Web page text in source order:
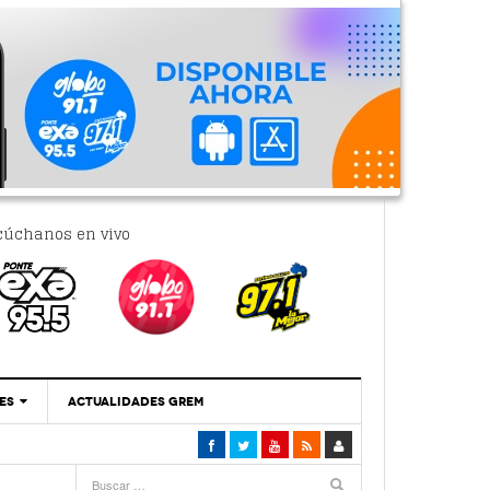
en vivo
‘Se Vale Soñar Con Una Contraloría Ciudadana’
ACTUALIDADES GREM